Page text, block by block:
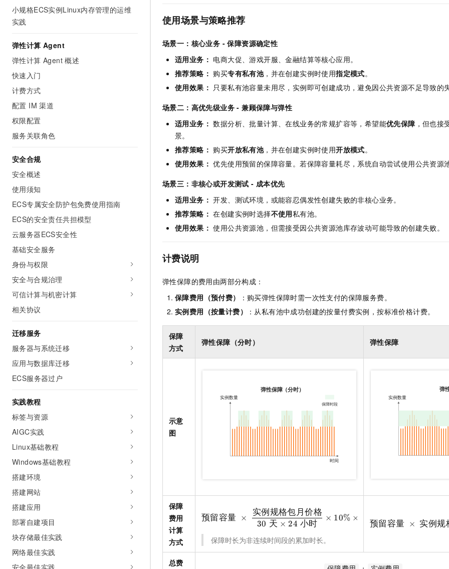
小规格ECS实例Linux内存管理的运维
实践
弹性计算 Agent
弹性计算 Agent 概述
快速入门
计费方式
配置 IM 渠道
权限配置
服务关联角色
安全合规
安全概述
使用须知
ECS专属安全防护包免费使用指南
ECS的安全责任共担模型
云服务器ECS安全性
基础安全服务
身份与权限
安全与合规治理
可信计算与机密计算
相关协议
迁移服务
服务器与系统迁移
应用与数据库迁移
ECS服务器过户
实践教程
标签与资源
AIGC实践
Linux基础教程
Windows基础教程
搭建环境
搭建网站
搭建应用
部署自建项目
块存储最佳实践
网络最佳实践
安全最佳实践
使用场景与策略推荐
场景一：核心业务 - 保障资源确定性
适用业务： 电商大促、游戏开服、金融结算等核心应用。
推荐策略： 购买专有私有池，并在创建实例时使用指定模式。
使用效果： 只要私有池容量未用尽，实例即可创建成功，避免因公共资源不足导致的
场景二：高优先级业务 - 兼顾保障与弹性
适用业务： 数据分析、批量计算、在线业务的常规扩容等，希望能优先保障 ，但也接
景。
推荐策略： 购买开放私有池，并在创建实例时使用开放模式。
使用效果： 优先使用预留的保障容量。若保障容量耗尽，系统自动尝试使用公共资源
场景三：非核心或开发测试 - 成本优先
适用业务： 开发、测试环境，或能容忍偶发性创建失败的非核心业务。
推荐策略： 在创建实例时选择不使用私有池。
使用效果： 使用公共资源池，但需接受因公共资源池库存波动可能导致的创建失败。
计费说明
弹性保障的费用由两部分构成：
保障费用（预付费）
：购买弹性保障时需一次性支付的保障服务费。
实例费用（按量计费）
：从私有池中成功创建的按量付费实例，按标准价格计费。
保障
方式
弹性保障（分时） 弹性保障
示意
图
保障
费用
计算
方式
预留容量 ×
30 天 × 24 小时
实例规格包月价格
× 10% × 保障时长（小时）
保障时长为非连续时间段的累加时长。
预留容量 × 实例规
总费